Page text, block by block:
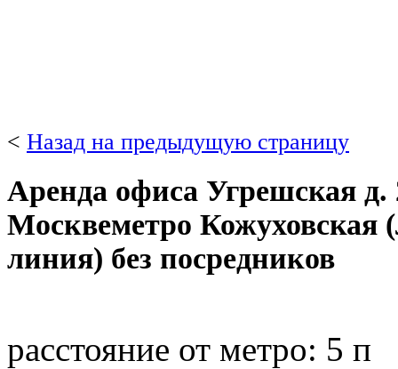
< Назад на предыдущую страницу
Аренда офиса Угрешская д.
Москвеметро Кожуховская
линия) без посредников
расстояние от метро: 5 п